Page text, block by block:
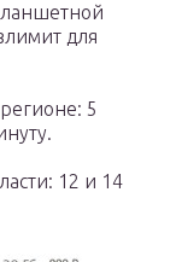
для
5
12 и 14